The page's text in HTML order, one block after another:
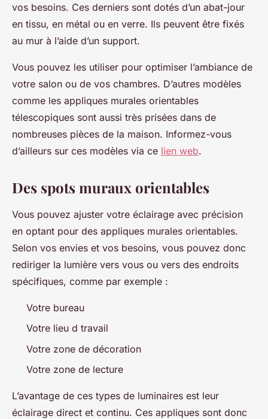
vos besoins. Ces derniers sont dotés d’un abat-jour
en tissu, en métal ou en verre. Ils peuvent être fixés
au mur à l’aide d’un support.
Vous pouvez les utiliser pour optimiser l’ambiance de
votre salon ou de vos chambres. D’autres modèles
comme les appliques murales orientables
télescopiques sont aussi très prisées dans de
nombreuses pièces de la maison. Informez-vous
d’ailleurs sur ces modèles via ce lien web.
Des spots muraux orientables
Vous pouvez ajuster votre éclairage avec précision
en optant pour des appliques murales orientables.
Selon vos envies et vos besoins, vous pouvez donc
rediriger la lumière vers vous ou vers des endroits
spécifiques, comme par exemple :
Votre bureau
Votre lieu d travail
Votre zone de décoration
Votre zone de lecture
L’avantage de ces types de luminaires est leur
éclairage direct et continu. Ces appliques sont donc